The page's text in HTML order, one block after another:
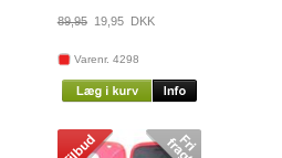
89,95 19,95DKK
Varenr. 4298